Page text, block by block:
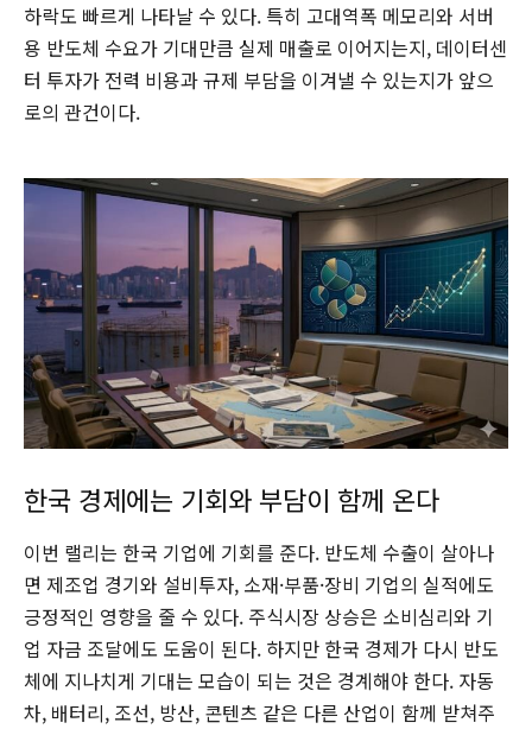
하락도 빠르게 나타날 수 있다. 특히 고대역폭 메모리와 서버
용 반도체 수요가 기대만큼 실제 매출로 이어지는지, 데이터센
터 투자가 전력 비용과 규제 부담을 이겨낼 수 있는지가 앞으
로의 관건이다.
한국 경제에는 기회와 부담이 함께 온다
이번 랠리는 한국 기업에 기회를 준다. 반도체 수출이 살아나
면 제조업 경기와 설비투자, 소재·부품·장비 기업의 실적에도
긍정적인 영향을 줄 수 있다. 주식시장 상승은 소비심리와 기
업 자금 조달에도 도움이 된다. 하지만 한국 경제가 다시 반도
체에 지나치게 기대는 모습이 되는 것은 경계해야 한다. 자동
차, 배터리, 조선, 방산, 콘텐츠 같은 다른 산업이 함께 받쳐주